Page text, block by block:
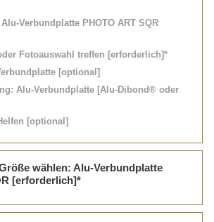
Verbundplatte PHOTO ART SQR
Fotoauswahl treffen [erforderlich]*
[optional]
Alu-Verbundplatte [Alu-Dibond® oder
[optional]
wählen: Alu-Verbundplatte
[erforderlich]*